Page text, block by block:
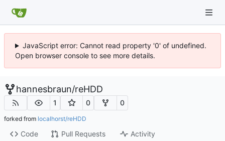
JavaScript error: Cannot read property '0' of undefined.
Open browser console to see more details.
hannesbraun/reHDD
1 0 0
forked from localhorst/reHDD
Code Pull Requests Activity